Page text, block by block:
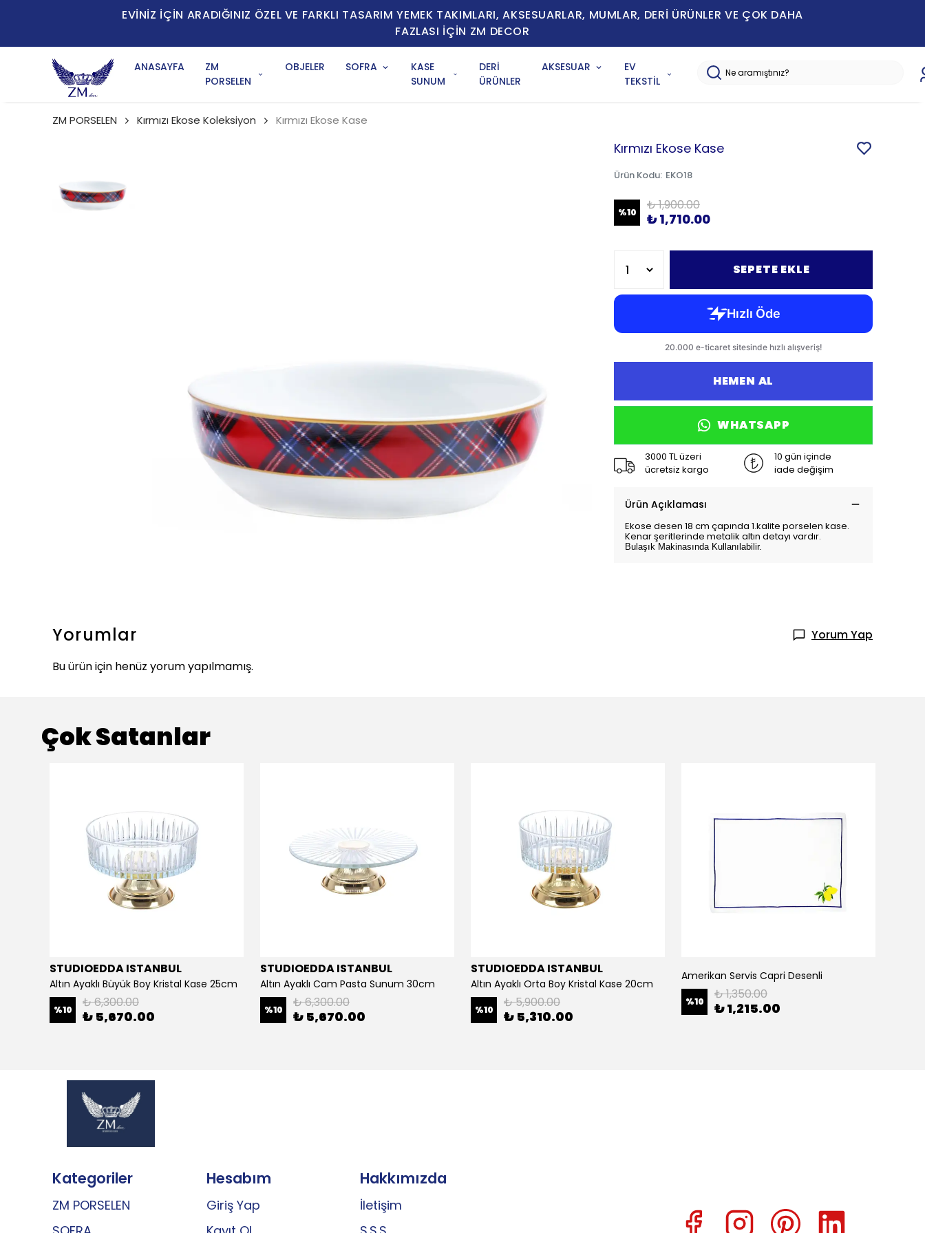
EVİNİZ İÇİN ARADIĞINIZ ÖZEL VE FARKLI TASARIM YEMEK TAKIMLARI, AKSESUARLAR, MUMLAR, DERİ ÜRÜNLER VE ÇOK DAHA
FAZLASI İÇİN ZM DECOR
ANASAYFA
ZM
PORSELEN
OBJELER SOFRA
KASE
SUNUM
DERİ
ÜRÜNLER
AKSESUAR
EV
TEKSTİL
ZM PORSELEN Kırmızı Ekose Koleksiyon Kırmızı Ekose Kase
Kırmızı Ekose Kase
Ürün Kodu: EKO18
%10 ₺ 1,900.00
₺ 1,710.00
SEPETE EKLE
HEMEN AL
WHATSAPP
3000 TL üzeri
ücretsiz kargo
10 gün içinde
iade değişim
Ürün Açıklaması
Ekose desen 18 cm çapında 1.kalite porselen kase.
Kenar şeritlerinde metalik altın detayı vardır.
Bulaşık Makinasında Kullanılabilir.
Yorumlar
Yorum Yap
Bu ürün için henüz yorum yapılmamış.
Çok Satanlar
STUDIOEDDA ISTANBUL
Altın Ayaklı Büyük Boy Kristal Kase 25cm
%10 ₺ 6,300.00
₺ 5,670.00
STUDIOEDDA ISTANBUL
Altın Ayaklı Cam Pasta Sunum 30cm
%10 ₺ 6,300.00
₺ 5,670.00
STUDIOEDDA ISTANBUL
Altın Ayaklı Orta Boy Kristal Kase 20cm
%10 ₺ 5,900.00
₺ 5,310.00
Amerikan Servis Capri Desenli
%10 ₺ 1,350.00
₺ 1,215.00
Kategoriler
ZM PORSELEN
Hesabım
Giriş Yap
Hakkımızda
İletişim